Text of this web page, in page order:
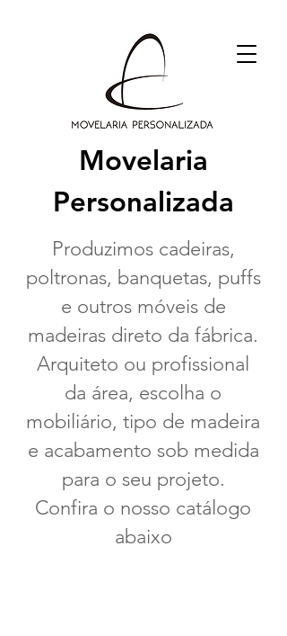
Movelaria
Personalizada
Produzimos cadeiras,
poltronas, banquetas, puffs
e outros móveis de
madeiras direto da fábrica.
Arquiteto ou profissional
da área, escolha o
mobiliário, tipo de madeira
e acabamento sob medida
para o seu projeto.
Confira o nosso catálogo
abaixo